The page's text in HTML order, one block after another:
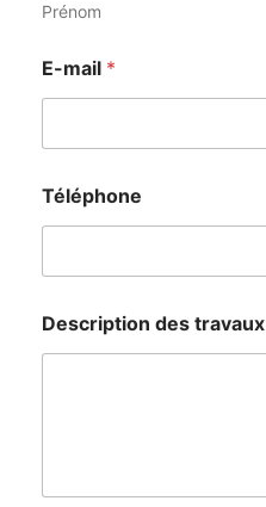
Prénom
E-mail *
Téléphone
Description des travaux